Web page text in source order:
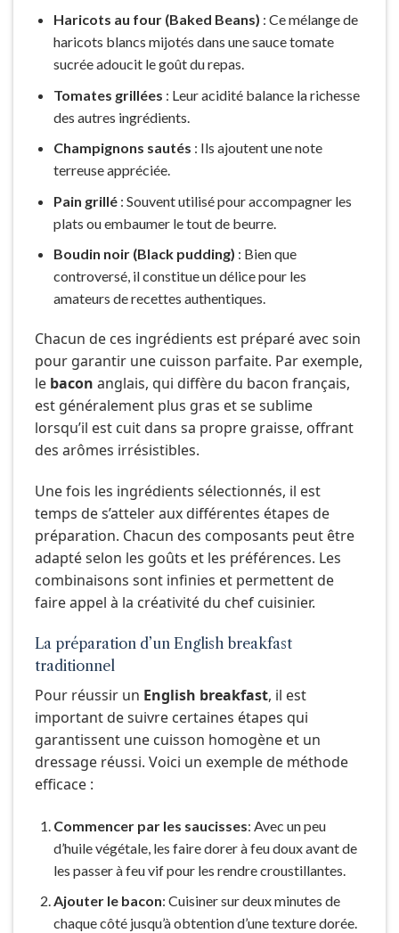
Haricots au four (Baked Beans) : Ce mélange de
haricots blancs mijotés dans une sauce tomate
sucrée adoucit le goût du repas.
Tomates grillées : Leur acidité balance la richesse
des autres ingrédients.
Champignons sautés : Ils ajoutent une note
terreuse appréciée.
Pain grillé: Souvent utilisé pour accompagner les
plats ou embaumer le tout de beurre.
Boudin noir (Black pudding) : Bien que
controversé, il constitue un délice pour les
amateurs de recettes authentiques.
Chacun de ces ingrédients est préparé avec soin
pour garantir une cuisson parfaite. Par exemple,
le bacon anglais, qui diffère du bacon français,
est généralement plus gras et se sublime
lorsqu’il est cuit dans sa propre graisse, offrant
des arômes irrésistibles.
Une fois les ingrédients sélectionnés, il est
temps de s’atteler aux différentes étapes de
préparation. Chacun des composants peut être
adapté selon les goûts et les préférences. Les
combinaisons sont infinies et permettent de
faire appel à la créativité du chef cuisinier.
La préparation d’un English breakfast
traditionnel
Pour réussir un English breakfast, il est
important de suivre certaines étapes qui
garantissent une cuisson homogène et un
dressage réussi. Voici un exemple de méthode
efficace :
Commencer par les saucisses: Avec un peu
d’huile végétale, les faire dorer à feu doux avant de
les passer à feu vif pour les rendre croustillantes.
Ajouter le bacon: Cuisiner sur deux minutes de
chaque côté jusqu’à obtention d’une texture dorée.